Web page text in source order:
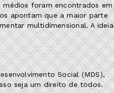
médios foram encontrados em
apontam que a maior parte
multidimensional. A ideia
Social (MDS),
seja um direito de todos.